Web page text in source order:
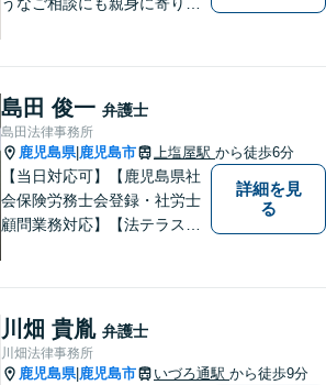
性弁護士ならではの強みを活
かし、相談しやすい環境づく
りに努めています。【谷山駅
徒歩3分】
島田 俊一 弁護士
島田法律事務所
鹿児島県| 鹿児島市 上塩屋駅 から徒歩6分
【当日対応可】【鹿児島県社
会保険労務士会登録・社労士
顧問業務対応】【法テラス対
詳細を見
る
川畑 貴胤 弁護士
川畑法律事務所
鹿児島県| 鹿児島市 いづろ通駅 から徒歩9分